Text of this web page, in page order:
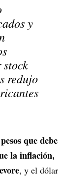
y
stock
redujo
que debe
la inflación,
, y el dólar